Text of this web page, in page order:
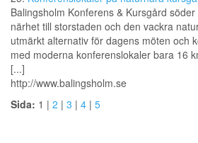
Balingsholm Konferens & Kursgård
närhet till storstaden och den vackra
utmärkt alternativ för dagens möten och
med moderna konferenslokaler bara 16
[...]
http://www.balingsholm.se
Sida: 1 | 2 | 3 | 4 | 5